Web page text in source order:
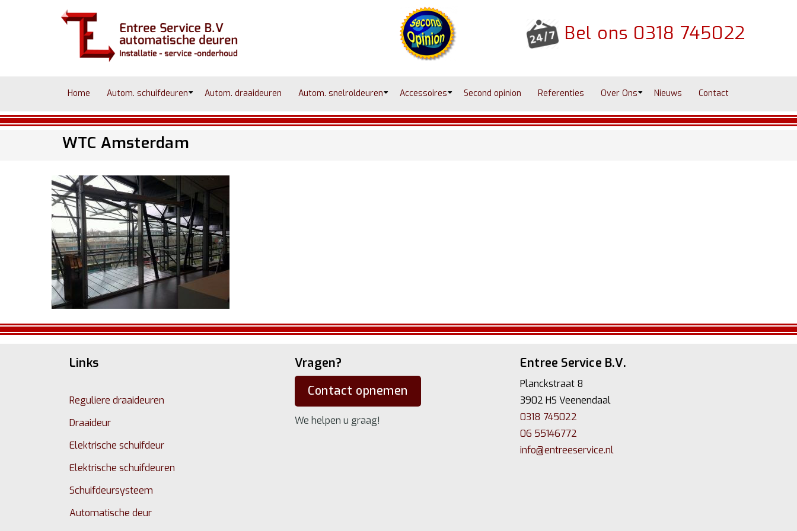
Bel ons 0318 745022
Home Autom. schuifdeuren Autom. draaideuren Autom. snelroldeuren Accessoires Second opinion Referenties Over Ons Nieuws Contact
WTC Amsterdam
Links
Reguliere draaideuren
Draaideur
Elektrische schuifdeur
Elektrische schuifdeuren
Schuifdeursysteem
Automatische deur
Vragen?
Contact opnemen
We helpen u graag!
Entree Service B.V.
Planckstraat 8
3902 HS Veenendaal
0318 745022
06 55146772
info@entreeservice.nl